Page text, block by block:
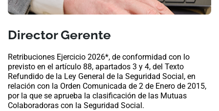
Director Gerente
Retribuciones Ejercicio 2026*, de conformidad con lo
previsto en el artículo 88, apartados 3 y 4, del Texto
Refundido de la Ley General de la Seguridad Social, en
relación con la Orden Comunicada de 2 de Enero de 2015,
por la que se aprueba la clasificación de las Mutuas
Colaboradoras con la Seguridad Social.